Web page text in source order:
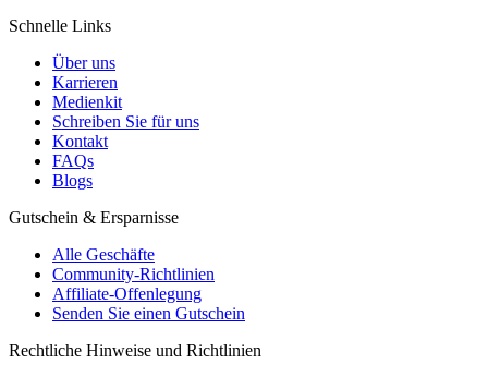
Schnelle Links
Über uns
Karrieren
Medienkit
Schreiben Sie für uns
Kontakt
FAQs
Blogs
Gutschein & Ersparnisse
Alle Geschäfte
Community-Richtlinien
Affiliate-Offenlegung
Senden Sie einen Gutschein
Rechtliche Hinweise und Richtlinien